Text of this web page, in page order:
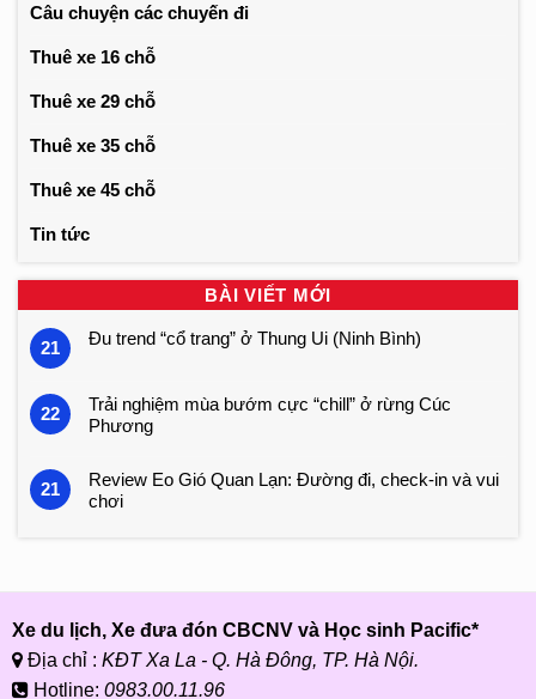
Câu chuyện các chuyến đi
Thuê xe 16 chỗ
Thuê xe 29 chỗ
Thuê xe 35 chỗ
Thuê xe 45 chỗ
Tin tức
BÀI VIẾT MỚI
21 Đu trend “cổ trang” ở Thung Ui (Ninh Bình)
22
Trải nghiệm mùa bướm cực “chill” ở rừng Cúc
Phương
21
Review Eo Gió Quan Lạn: Đường đi, check-in và vui
chơi
Xe du lịch, Xe đưa đón CBCNV và Học sinh Pacific*
Địa chỉ : KĐT Xa La - Q. Hà Đông, TP. Hà Nội.
Hotline: 0983.00.11.96